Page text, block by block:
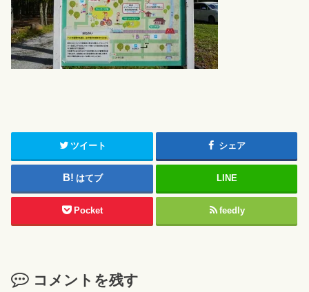
ツイート シェア
はてブ LINE
Pocket feedly
コメントを残す